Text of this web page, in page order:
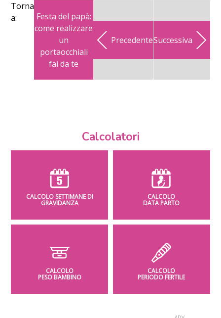
Torna
a:
Festa del papà:
come realizzare
un
portaocchiali
fai da te
PrecedenteSuccessiva
Calcolatori
CALCOLO SETTIMANE DI
GRAVIDANZA
CALCOLO
DATA PARTO
CALCOLO
PESO BAMBINO
CALCOLO
PERIODO FERTILE